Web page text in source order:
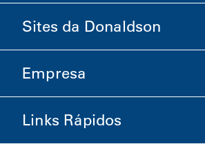
Sites da Donaldson
Donaldson Life Sciences
Empresa
Informações sobre a Empresa
Links Rápidos